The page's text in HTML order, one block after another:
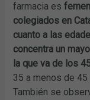
farmacia es
colegiados en
cuanto a las
concentra un
la que va de los
35 a menos de
También se